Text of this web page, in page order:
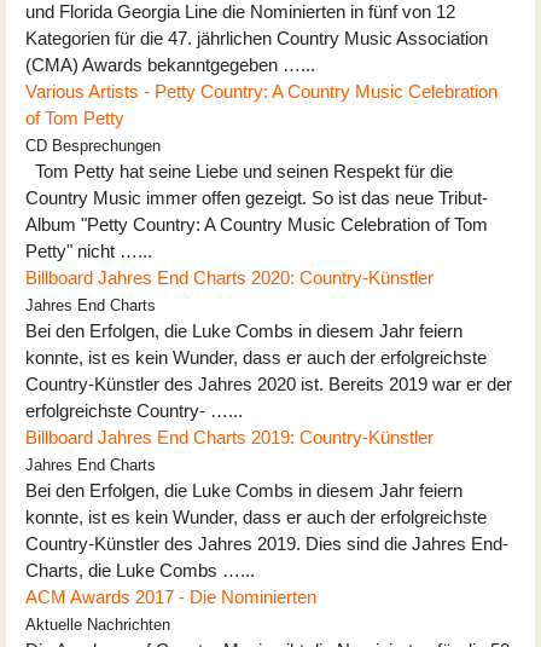
und Florida Georgia Line die Nominierten in fünf von 12
Kategorien für die 47. jährlichen Country Music Association
(CMA) Awards bekanntgegeben …...
Various Artists - Petty Country: A Country Music Celebration
of Tom Petty
CD Besprechungen
Tom Petty hat seine Liebe und seinen Respekt für die
Country Music immer offen gezeigt. So ist das neue Tribut-
Album "Petty Country: A Country Music Celebration of Tom
Petty" nicht …...
Billboard Jahres End Charts 2020: Country-Künstler
Jahres End Charts
Bei den Erfolgen, die Luke Combs in diesem Jahr feiern
konnte, ist es kein Wunder, dass er auch der erfolgreichste
Country-Künstler des Jahres 2020 ist. Bereits 2019 war er der
erfolgreichste Country- …...
Billboard Jahres End Charts 2019: Country-Künstler
Jahres End Charts
Bei den Erfolgen, die Luke Combs in diesem Jahr feiern
konnte, ist es kein Wunder, dass er auch der erfolgreichste
Country-Künstler des Jahres 2019. Dies sind die Jahres End-
Charts, die Luke Combs …...
ACM Awards 2017 - Die Nominierten
Aktuelle Nachrichten